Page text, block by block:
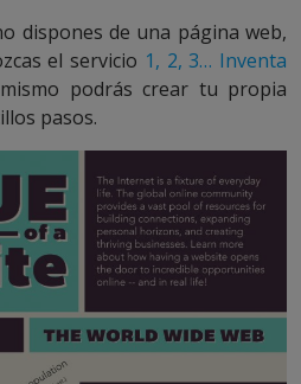
dispones de una página web,
el servicio 1, 2, 3… Inventa
podrás crear tu propia
pasos.